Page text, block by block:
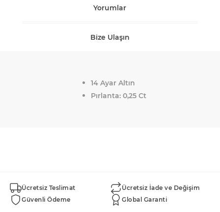
Yorumlar
Bize Ulaşın
14 Ayar Altın
Pırlanta: 0,25 Ct
Ücretsiz Teslimat
Ücretsiz İade ve Değişim
Güvenli Ödeme
Global Garanti